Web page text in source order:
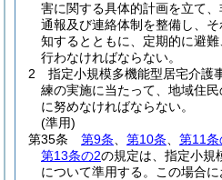
害に関する具体的計画を立て
通報及び連絡体制を整備し、
知するとともに、定期的に避
行わなければならない。
2
指定小規模多機能型居宅介護
練の実施に当たって、地域住
に努めなければならない。
(準用)
第35条
第9条 第10条 第11条
第13条の2の規定は、指定小規
について準用する。
この場合に